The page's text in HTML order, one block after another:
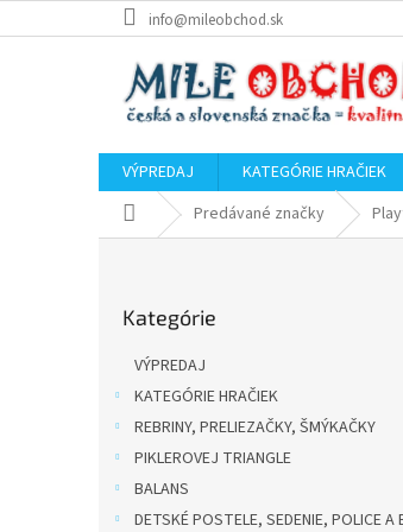
na
info@mileobchod.sk
VÝPREDAJ KATEGÓRIE HRAČIEK
DomovPredávané značky
kategórie
Kategórie
VÝPREDAJ
KATEGÓRIE HRAČIEK
REBRINY, PRELIEZAČKY, ŠMÝKAČKY
PIKLEROVEJ TRIANGLE
BALANS
DETSKÉ POSTELE, SEDENIE, POLICE A